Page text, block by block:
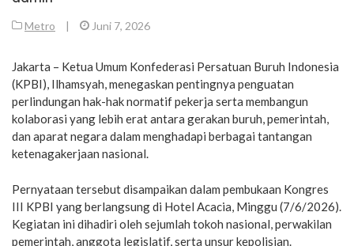
Metro | Juni 7, 2026
Jakarta – Ketua Umum Konfederasi Persatuan Buruh Indonesia
(KPBI), Ilhamsyah, menegaskan pentingnya penguatan
perlindungan hak-hak normatif pekerja serta membangun
kolaborasi yang lebih erat antara gerakan buruh, pemerintah,
dan aparat negara dalam menghadapi berbagai tantangan
ketenagakerjaan nasional.
Pernyataan tersebut disampaikan dalam pembukaan Kongres
III KPBI yang berlangsung di Hotel Acacia, Minggu (7/6/2026).
Kegiatan ini dihadiri oleh sejumlah tokoh nasional, perwakilan
pemerintah, anggota legislatif, serta unsur kepolisian.